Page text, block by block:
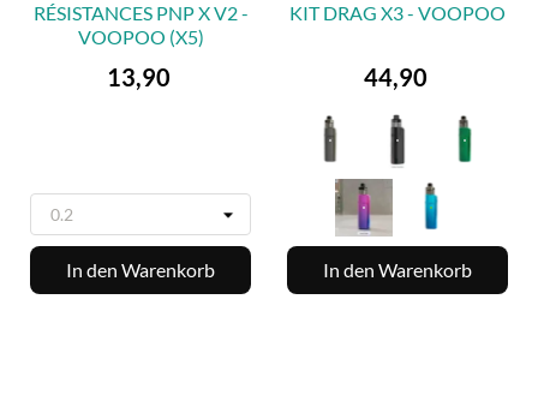
RÉSISTANCES PNP X V2 -
VOOPOO (X5)
Preis
13,90
In den Warenkorb
KIT DRAG X3 - VOOPOO
Preis
44,90
In den Warenkorb